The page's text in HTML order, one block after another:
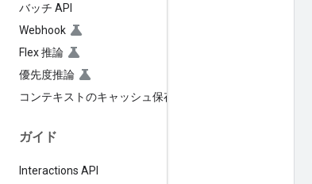
バッチ API
Webhook
Flex 推論
優先度推論
コンテキストのキャッシュ保存
ガイド
Interactions API